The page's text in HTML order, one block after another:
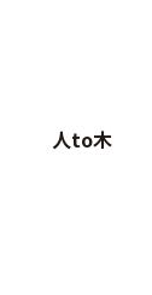
人to木